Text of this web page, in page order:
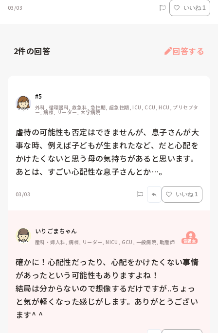
03/03 いいね 1
2件の回答 回答する
#5
外科, 循環器科, 救急科, 急性期, 超急性期, ICU, CCU, HCU, プリセプタ
ー, 病棟, リーダー, 大学病院
虐待の可能性も否定はできませんが、息子さんが大
事な時、例えば子どもが生まれたなど、だと心配を
かけたくないと思う母の気持ちがあると思います。
あとは、すごい心配性な息子さんとか…。
03/03 いいね 1
いりごまちゃん
産科・婦人科, 病棟, リーダー, NICU, GCU, 一般病院, 助産師 質問主
確かに！心配性だったり、心配をかけたくない事情
があったという可能性もありますよね！
結局は分からないので想像するだけですが..ちょっ
と気が軽くなった感じがします。ありがとうござい
ます^ ^